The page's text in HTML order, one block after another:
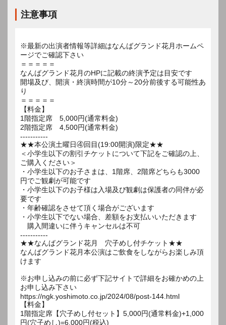
注意事項
※最新の出演者情報等詳細はなんばグランド花月ホームペ
ージでご確認下さい
＝＝＝＝＝
なんばグランド花月のHPに記載の終演予定は目安です
開場及び、開演・終演時間が10分～20分前後する可能性あ
り
＝＝＝＝＝
【料金】
1階指定席 5,000円(通常料金)
2階指定席 4,500円(通常料金)
-----------
★★本公演土曜日④回目(19:00開演)限定★★
＜小学生以下の割引チケットについて下記をご確認の上、
ご購入ください＞
・小学生以下のお子さまは、1階席、2階席どちらも3000
円でご観劇が可能です
・小学生以下のお子様は入場及び観劇は保護者の同伴が必
要です
・年齢確認をさせて頂く場合がございます
・小学生以下でない場合、差額をお支払いいただきます
購入間違いに伴うキャンセルは不可
-----------
★★なんばグランド花月 穴子めし付チケット★★
なんばグランド花月本公演はご飲食をしながらお楽しみ頂
けます
※お申し込みの前に必ず下記サイトで詳細をお確かめの上
お申し込み下さい
https://ngk.yoshimoto.co.jp/2024/08/post-144.html
【料金】
1階指定席【穴子めし付セット】5,000円(通常料金)+1,000
円(穴子めし)=6,000円(税込)